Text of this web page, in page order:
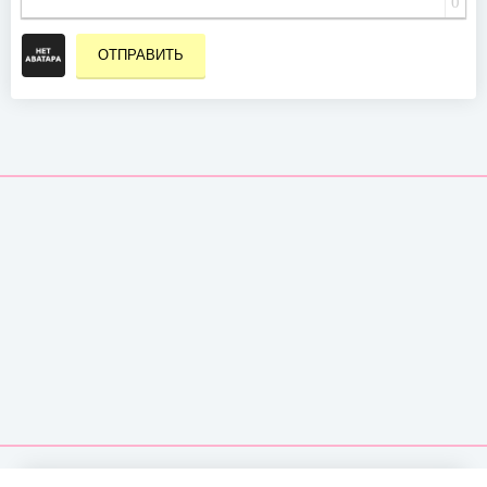
ОТПРАВИТЬ